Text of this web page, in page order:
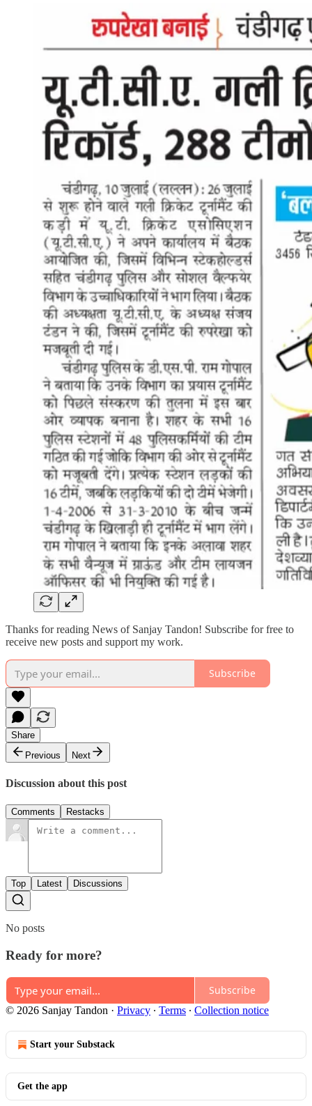
Thanks for reading News of Sanjay Tandon! Subscribe for free to
receive new posts and support my work.
Subscribe
Share
Previous
Next
Discussion about this post
Comments Restacks
Top Latest Discussions
No posts
Ready for more?
Subscribe
© 2026 Sanjay Tandon · Privacy ∙ Terms ∙ Collection notice
Start your Substack
Get the app